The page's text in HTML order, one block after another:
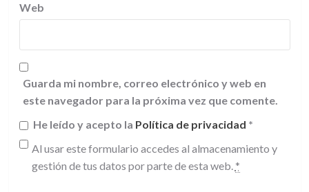
Web
Guarda mi nombre, correo electrónico y web en
este navegador para la próxima vez que comente.
He leído y acepto la Política de privacidad *
Al usar este formulario accedes al almacenamiento y
gestión de tus datos por parte de esta web. *